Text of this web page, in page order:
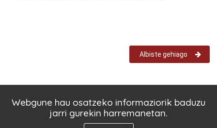
Albiste gehiago
Webgune hau osatzeko informaziorik baduzu
jarri gurekin harremanetan.